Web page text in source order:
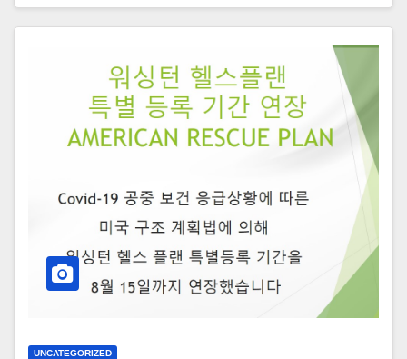
UNCATEGORIZED